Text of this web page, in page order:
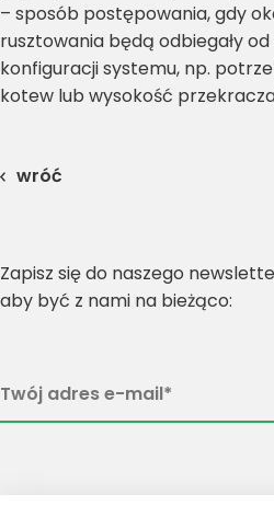
– sposób postępowania, gdy
rusztowania będą odbiegały
konfiguracji systemu, np.
kotew lub wysokość
wróć
Zapisz się do naszego
aby być z nami na bieżąco: